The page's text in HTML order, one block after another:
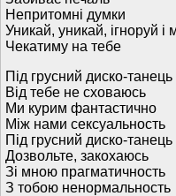
Непритомні думки
Уникай, уникай, ігноруй і
Чекатиму на тебе
Під грусний диско-танець
Від тебе не сховаюсь
Ми курим фантастично
Між нами сексуальность
Під грусний диско-танець
Дозвольте, закохаюсь
Зі мною прагматичность
З тобою ненормальность